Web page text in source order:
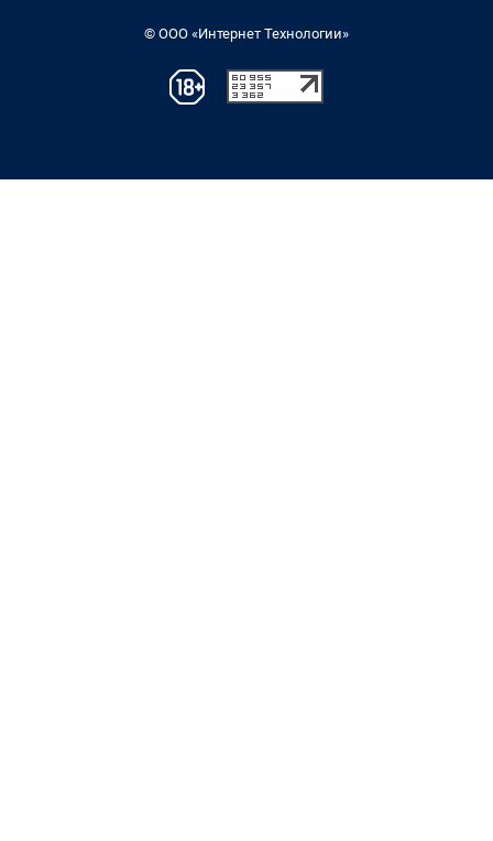
© ООО «Интернет Технологии»